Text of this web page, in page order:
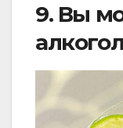
9. Вы